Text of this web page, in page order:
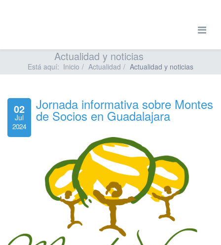
Actualidad y noticias
Está aquí: Inicio Actualidad Actualidad y noticias
02
Jul
2024
Jornada informativa sobre Montes
de Socios en Guadalajara